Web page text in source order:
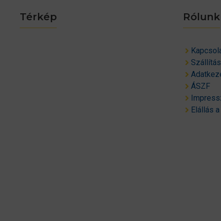
Térkép Rólunk
ÁSZF
Elállás